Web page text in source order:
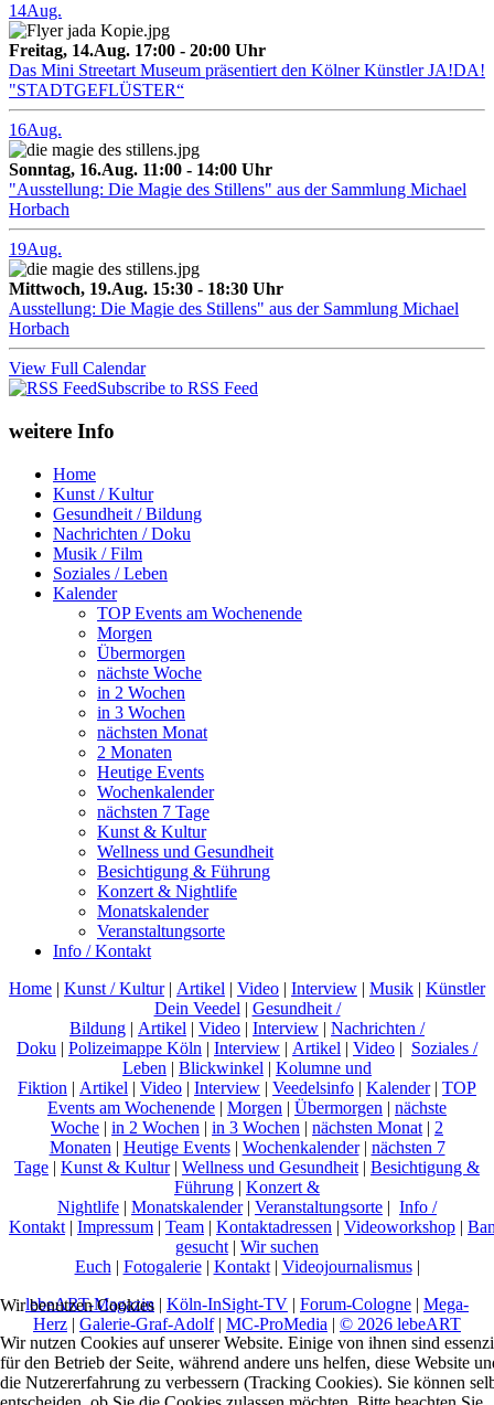
14Aug.
Freitag, 14.Aug. 17:00 - 20:00 Uhr
Das Mini Streetart Museum präsentiert den Kölner Künstler JA!DA!
"STADTGEFLÜSTER“
16Aug.
Sonntag, 16.Aug. 11:00 - 14:00 Uhr
"Ausstellung: Die Magie des Stillens" aus der Sammlung Michael
Horbach
19Aug.
Mittwoch, 19.Aug. 15:30 - 18:30 Uhr
Ausstellung: Die Magie des Stillens" aus der Sammlung Michael
Horbach
View Full Calendar
Subscribe to RSS Feed
weitere Info
Home
Kunst / Kultur
Gesundheit / Bildung
Nachrichten / Doku
Musik / Film
Soziales / Leben
Kalender
TOP Events am Wochenende
Morgen
Übermorgen
nächste Woche
in 2 Wochen
in 3 Wochen
nächsten Monat
2 Monaten
Heutige Events
Wochenkalender
nächsten 7 Tage
Kunst & Kultur
Wellness und Gesundheit
Besichtigung & Führung
Konzert & Nightlife
Monatskalender
Veranstaltungsorte
Info / Kontakt
Home | Kunst / Kultur| Artikel | Video | Interview | Musik | Künstler
Dein Veedel | Gesundheit /
Bildung | Artikel | Video | Interview | Nachrichten /
Doku | Polizeimappe Köln | Interview | Artikel | Video | Soziales /
Leben | Blickwinkel | Kolumne und
Fiktion | Artikel | Video | Interview | Veedelsinfo | Kalender| TOP
Events am Wochenende | Morgen | Übermorgen | nächste
Woche | in 2 Wochen | in 3 Wochen | nächsten Monat | 2
Monaten | Heutige Events| Wochenkalender| nächsten 7
Tage | Kunst & Kultur| Wellness und Gesundheit | Besichtigung &
Führung | Konzert &
Nightlife | Monatskalender| Veranstaltungsorte | Info /
Kontakt | Impressum | Team | Kontaktadressen | Videoworkshop |
gesucht | Wir suchen
Euch | Fotogalerie| Kontakt| Videojournalismus|
lebeART-Magazin | Köln-InSight-TV | Forum-Cologne | Mega-
Herz | Galerie-Graf-Adolf| MC-ProMedia | © 2026 lebeART
Wir benutzen Cookies
Wir nutzen Cookies auf unserer Website. Einige von ihnen sind
für den Betrieb der Seite, während andere uns helfen, diese Website
die Nutzererfahrung zu verbessern (Tracking Cookies). Sie können